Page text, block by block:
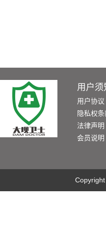
用户须
用户协议
隐私权条
法律声明
会员说明
Copyright